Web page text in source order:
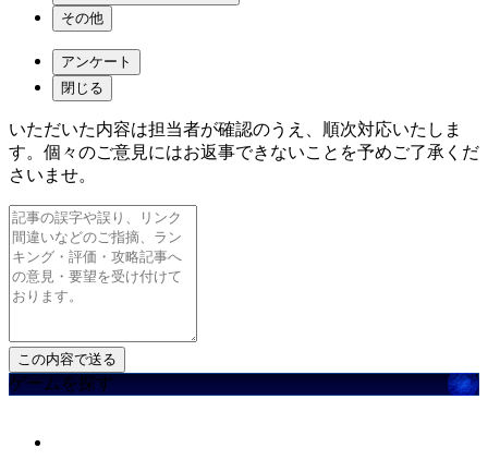
その他
アンケート
閉じる
いただいた内容は担当者が確認のうえ、順次対応いたしま
す。個々のご意見にはお返事できないことを予めご了承くだ
さいませ。
ゲームを探す